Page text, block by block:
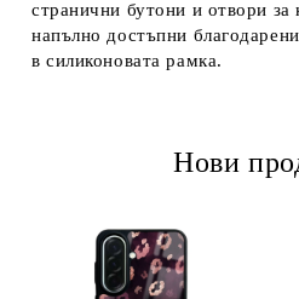
странични бутони и отвори за
напълно достъпни
в силиконовата рамка.
Нови